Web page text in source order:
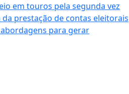
em touros pela segunda vez
prestação de contas eleitorais
para gerar